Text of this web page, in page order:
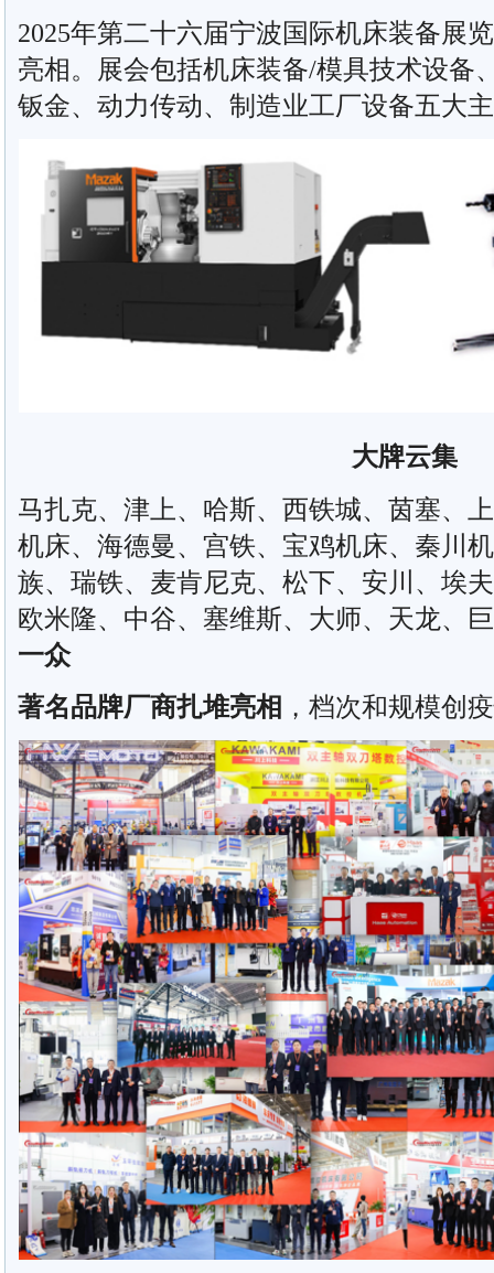
2025年第二十六届宁波国际机床装备展
亮相。展会包括机床装备/模具技术设备
钣金、动力传动、制造业工厂设备五大
大牌云集
马扎克、津上、哈斯、西铁城、茵塞、
机床、海德曼、宫铁、宝鸡机床、秦川
族、瑞铁、麦肯尼克、松下、安川、埃
欧米隆、中谷、塞维斯、大师、天龙
一众
著名品牌厂商扎堆亮相 ，档次和规模创